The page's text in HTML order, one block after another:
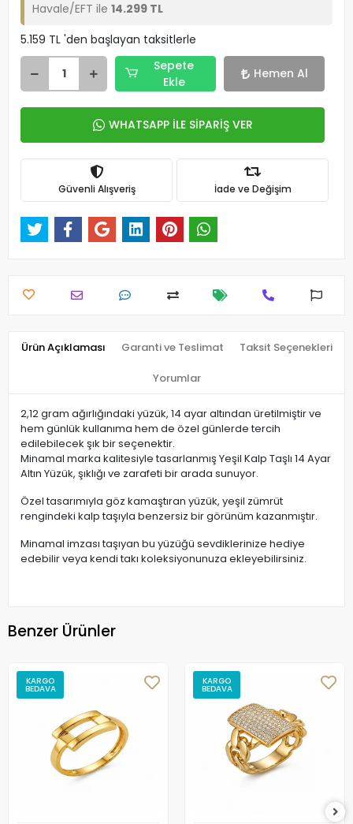
Havale/EFT ile 14.299 TL
5.159 TL 'den başlayan taksitlerle
Sepete
Ekle
Hemen Al
WHATSAPP İLE SİPARİŞ VER
Güvenli Alışveriş İade ve Değişim
Ürün Açıklaması Garanti ve Teslimat Taksit Seçenekleri
Yorumlar
2,12 gram ağırlığındaki yüzük, 14 ayar altından üretilmiştir ve
hem günlük kullanıma hem de özel günlerde tercih
edilebilecek şık bir seçenektir.
Minamal marka kalitesiyle tasarlanmış Yeşil Kalp Taşlı 14 Ayar
Altın Yüzük, şıklığı ve zarafeti bir arada sunuyor.
Özel tasarımıyla göz kamaştıran yüzük, yeşil zümrüt
rengindeki kalp taşıyla benzersiz bir görünüm kazanmıştır.
Minamal imzası taşıyan bu yüzüğü sevdiklerinize hediye
edebilir veya kendi takı koleksiyonunuza ekleyebilirsiniz.
Benzer Ürünler
KARGO
BEDAVA
KARGO
BEDAVA